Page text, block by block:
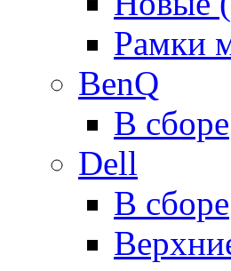
Рамки
BenQ
В сборе
Dell
В сборе